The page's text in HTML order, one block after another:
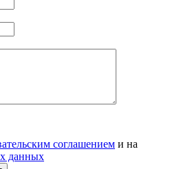
соглашением и на
данных